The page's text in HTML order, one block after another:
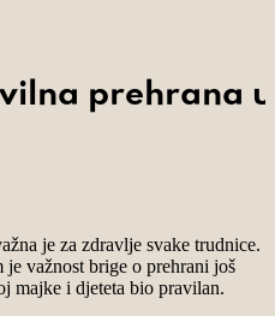
prehrana u
je za zdravlje svake trudnice.
važnost brige o prehrani još
majke i djeteta bio pravilan.